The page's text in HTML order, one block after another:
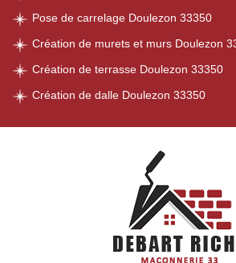
Pose de carrelage Doulezon 33350
Création de murets et murs Doulezon
Création de terrasse Doulezon 33350
Création de dalle Doulezon 33350